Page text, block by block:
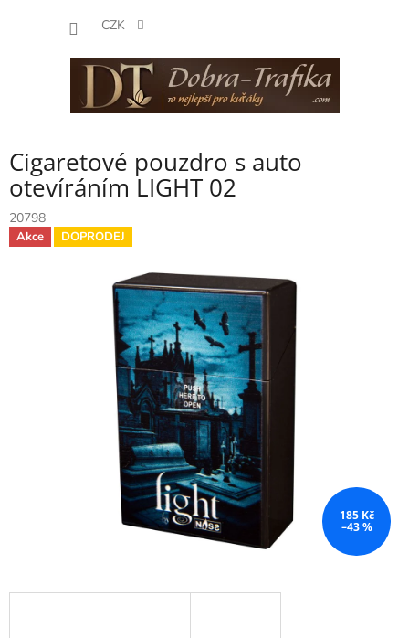
CZK
Cigaretové pouzdro s auto
otevíráním LIGHT 02
20798
Akce DOPRODEJ
185 Kč
–43 %